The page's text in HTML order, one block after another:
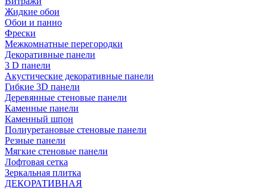
Жидкие обои
Обои и панно
Фрески
Межкомнатные перегородки
Декоративные панели
3 D панели
Акустические декоративные панели
Гибкие 3D панели
Деревянные стеновые панели
Каменные панели
Каменный шпон
Полиуретановые стеновые панели
Резные панели
Мягкие стеновые панели
Лофтовая сетка
Зеркальная плитка
ДЕКОРАТИВНАЯ